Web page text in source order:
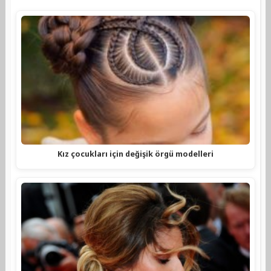
Kız çocukları için değişik örgü modelleri